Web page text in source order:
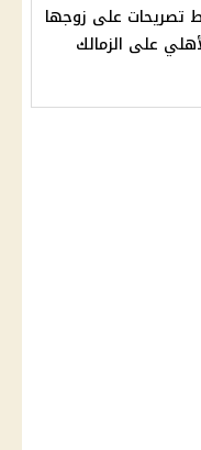
على زوجها
على الزمالك